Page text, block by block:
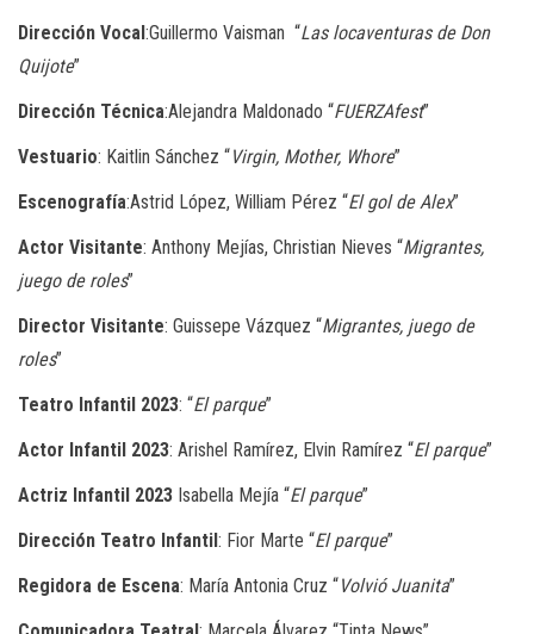
Dirección Vocal:Guillermo Vaisman “Las locaventuras de Don
Quijote”
Dirección Técnica:Alejandra Maldonado “FUERZAfest”
Vestuario: Kaitlin Sánchez “Virgin, Mother, Whore”
Escenografía:Astrid López, William Pérez “El gol de Alex”
Actor Visitante: Anthony Mejías, Christian Nieves “Migrantes,
juego de roles”
Director Visitante: Guissepe Vázquez “Migrantes, juego de
roles”
Teatro Infantil 2023: “El parque”
Actor Infantil 2023: Arishel Ramírez, Elvin Ramírez “El parque”
Actriz Infantil 2023 Isabella Mejía “El parque”
Dirección Teatro Infantil: Fior Marte “El parque”
Regidora de Escena: María Antonia Cruz “Volvió Juanita”